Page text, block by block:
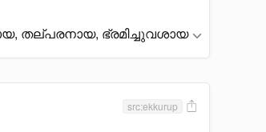
തല്പരനായ, ഭ്രമിച്ചുവശായ
src:ekkurup